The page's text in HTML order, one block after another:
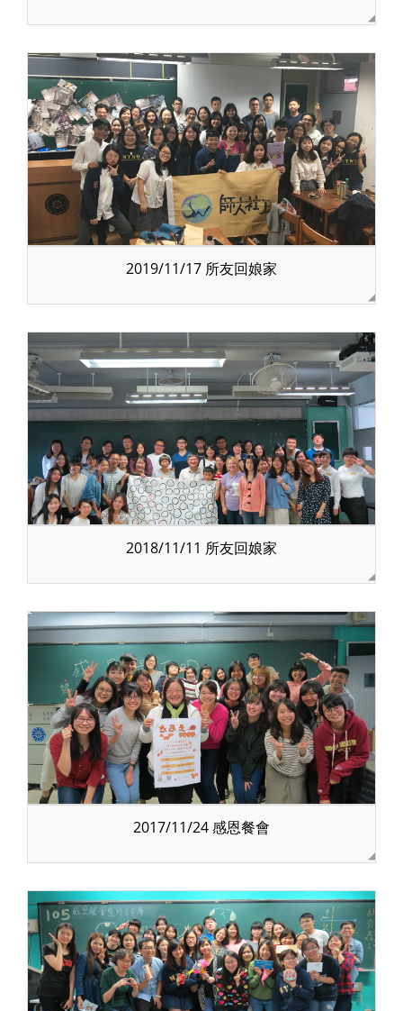
2019/11/17 所友回娘家
2018/11/11 所友回娘家
2017/11/24 感恩餐會